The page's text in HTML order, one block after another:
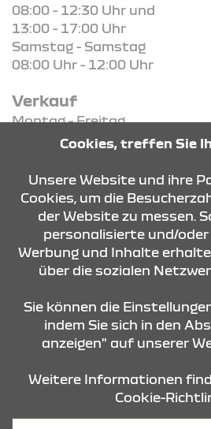
08:00 - 12:30 Uhr und
13:00 - 17:00 Uhr
Samstag - Samstag
08:00 Uhr - 12:00 Uhr
Verkauf
Montag - Freitag
08:30 Uhr - 18:00 Uhr
08:30 Uhr - 13:00 Uhr
KONTAKT & ANFAHRT
Datenschutz
Cookies, treffen Sie
Unsere Website und ihre
Cookies, um die
der Website zu messen.
personalisierte und/
Werbung und Inhalte
über die sozialen
Sie können die
indem Sie sich in den
anzeigen" auf unserer
Weitere Informationen
Cookie-